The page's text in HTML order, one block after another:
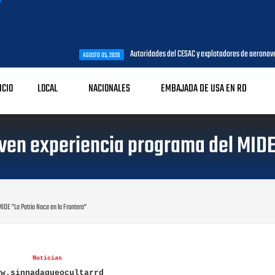
Autoridades del CESAC y explotadores de aeronaves analizan
LOCAL NACIONALES EMBAJADA DE USA EN RD
experiencia programa del
"La Patria Nace en la Frontera"
Noticias